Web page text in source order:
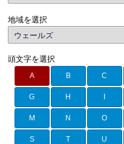
地域を選択
頭文字を選択
A B C
G H
M N O
S T U